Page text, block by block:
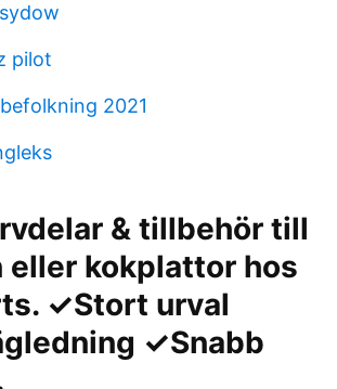
pilot
2021
& tillbehör till
eller kokplattor hos
✓Stort urval
✓Snabb